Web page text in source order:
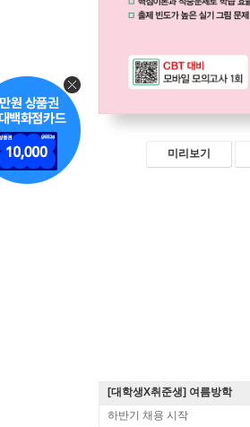
미리보기
[대학생X취준생] 여름방학
하반기 채용 시작